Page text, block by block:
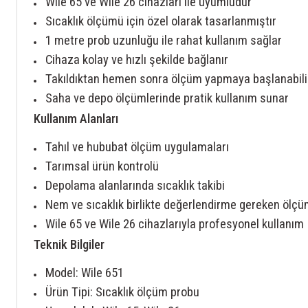
Sıcaklık ölçümü için özel olarak tasarlanmıştır
1 metre prob uzunluğu ile rahat kullanım sağlar
Cihaza kolay ve hızlı şekilde bağlanır
Takıldıktan hemen sonra ölçüm yapmaya
Saha ve depo ölçümlerinde pratik kullanım sunar
Kullanım Alanları
Tahıl ve hububat ölçüm uygulamaları
Tarımsal ürün kontrolü
Depolama alanlarında sıcaklık takibi
Nem ve sıcaklık birlikte değerlendirme gereken
Wile 65 ve Wile 26 cihazlarıyla profesyonel kullanım
Teknik Bilgiler
Model: Wile 651
Ürün Tipi: Sıcaklık ölçüm probu